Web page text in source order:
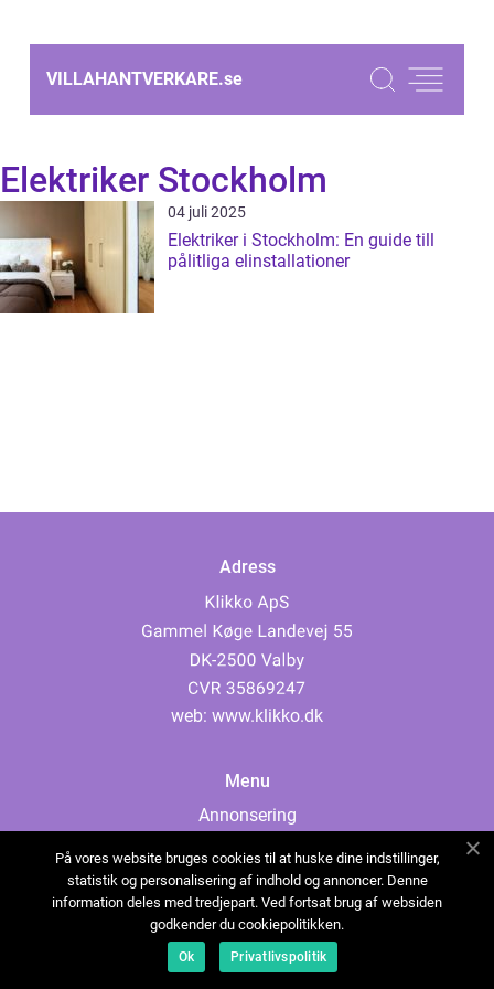
VILLAHANTVERKARE.se
Elektriker Stockholm
04 juli 2025
Elektriker i Stockholm: En guide till
pålitliga elinstallationer
Adress
web: www.klikko.dk
Menu
Annonsering
Cookies
Kontakta oss
Sitemap
På vores website bruges cookies til at huske dine indstillinger,
statistik og personalisering af indhold og annoncer. Denne
information deles med tredjepart. Ved fortsat brug af websiden
godkender du cookiepolitikken.
Ok Privatlivspolitik